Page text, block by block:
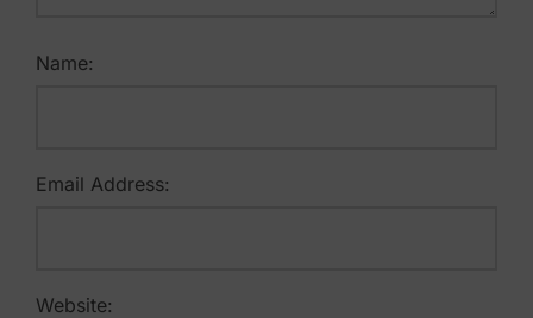
Name:
Email Address:
Website: